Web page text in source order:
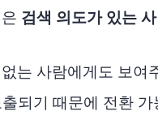
검색 의도가 있는
는 사람에게도 보
되기 때문에 전환